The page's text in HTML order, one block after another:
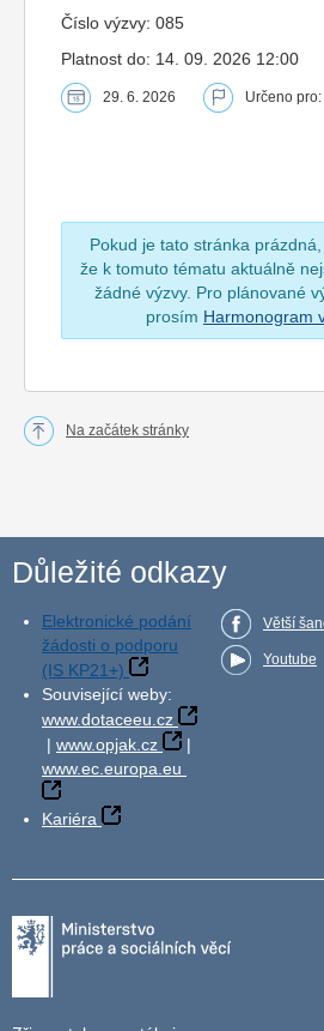
Číslo výzvy: 085
Platnost do: 14. 09. 2026 12:00
29. 6. 2026 Určeno pro:
Pokud je tato stránka prázdná,
že k tomuto tématu aktuálně
žádné výzvy. Pro plánované
prosím Harmonogram
Na začátek stránky
Důležité odkazy
Elektronické podání
žádosti o podporu
(IS KP21+)
Související weby:
www.dotaceeu.cz
| www.opjak.cz
|
www.ec.europa.eu
Kariéra
Větší
Youtube